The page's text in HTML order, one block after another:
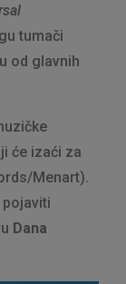
tumači
od glavnih
će izaći za
Menart).
pojaviti
Dana